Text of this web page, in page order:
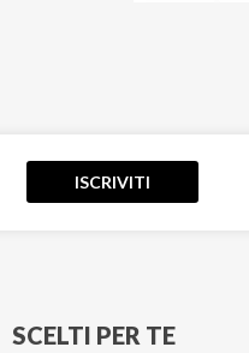
Eco-
ISCRIVITI
SCELTI PER TE